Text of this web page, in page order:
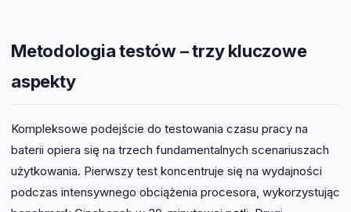
Metodologia testów – trzy kluczowe
aspekty
Kompleksowe podejście do testowania czasu pracy na
baterii opiera się na trzech fundamentalnych scenariuszach
użytkowania. Pierwszy test koncentruje się na wydajności
podczas intensywnego obciążenia procesora, wykorzystując